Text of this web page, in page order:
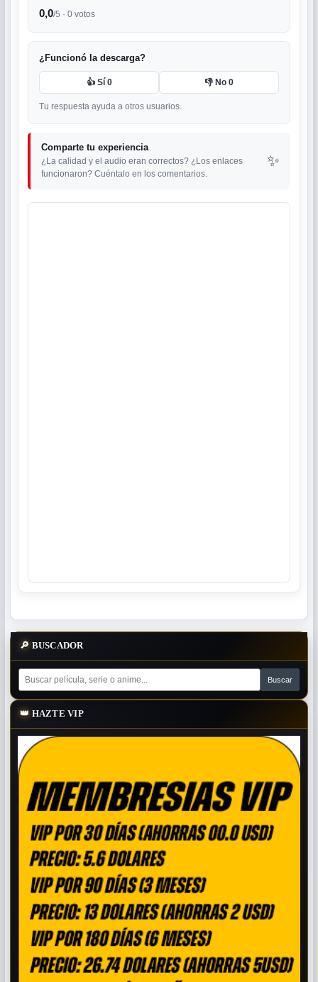
0,0/5 · 0 votos
¿Funcionó la descarga?
👍 Sí 0 👎 No 0
Tu respuesta ayuda a otros usuarios.
Comparte tu experiencia
¿La calidad y el audio eran correctos? ¿Los enlaces
funcionaron? Cuéntalo en los comentarios.
✨
🔎 BUSCADOR
👑 HAZTE VIP